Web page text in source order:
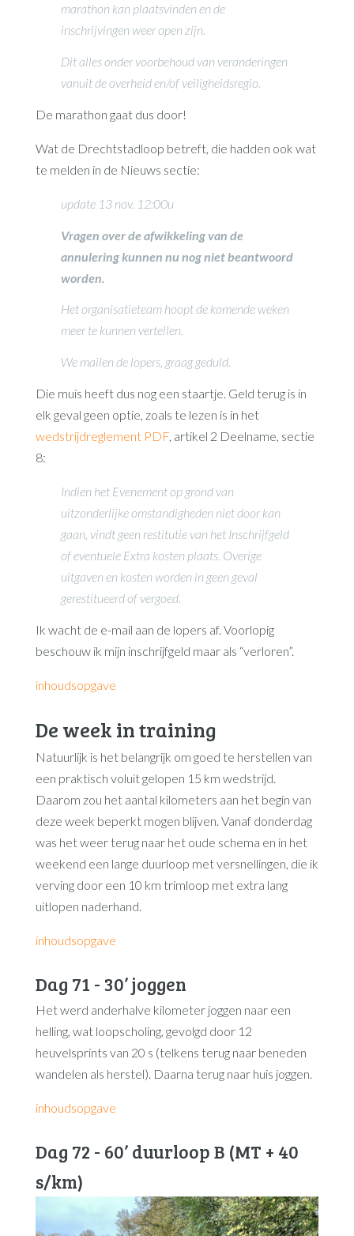
marathon kan plaatsvinden en de
inschrijvingen weer open zijn.
Dit alles onder voorbehoud van veranderingen
vanuit de overheid en/of veiligheidsregio.
De marathon gaat dus door!
Wat de Drechtstadloop betreft, die hadden ook wat
te melden in de Nieuws sectie:
update 13 nov. 12:00u
Vragen over de afwikkeling van de
annulering kunnen nu nog niet beantwoord
worden.
Het organisatieteam hoopt de komende weken
meer te kunnen vertellen.
We mailen de lopers, graag geduld.
Die muis heeft dus nog een staartje. Geld terug is in
elk geval geen optie, zoals te lezen is in het
wedstrijdreglement PDF, artikel 2 Deelname, sectie
8:
Indien het Evenement op grond van
uitzonderlijke omstandigheden niet door kan
gaan, vindt geen restitutie van het Inschrijfgeld
of eventuele Extra kosten plaats. Overige
uitgaven en kosten worden in geen geval
gerestitueerd of vergoed.
Ik wacht de e-mail aan de lopers af. Voorlopig
beschouw ik mijn inschrijfgeld maar als “verloren”.
inhoudsopgave
De week in training
Natuurlijk is het belangrijk om goed te herstellen van
een praktisch voluit gelopen 15 km wedstrijd.
Daarom zou het aantal kilometers aan het begin van
deze week beperkt mogen blijven. Vanaf donderdag
was het weer terug naar het oude schema en in het
weekend een lange duurloop met versnellingen, die ik
verving door een 10 km trimloop met extra lang
uitlopen naderhand.
inhoudsopgave
Dag 71 - 30’ joggen
Het werd anderhalve kilometer joggen naar een
helling, wat loopscholing, gevolgd door 12
heuvelsprints van 20 s (telkens terug naar beneden
wandelen als herstel). Daarna terug naar huis joggen.
inhoudsopgave
Dag 72 - 60’ duurloop B (MT + 40
s/km)